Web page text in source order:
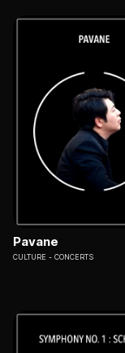
Pavane
CULTURE CONCERTS